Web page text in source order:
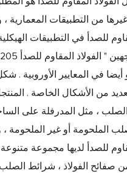
من التطبيقات
في المعايير الأوروبية .
من الأشكال الخاصة .
، مثل المدرفلة على
للصدأ لديها مجموعة
صفائح الفولاذ ، شرائط